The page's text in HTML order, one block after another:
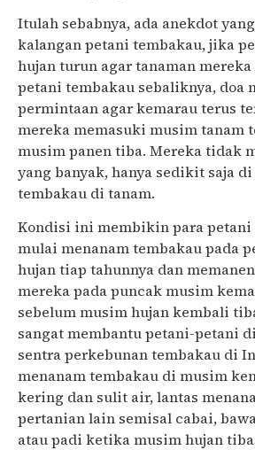
Itulah sebabnya, ada anekdot
kalangan petani tembakau, jika
hujan turun agar tanaman
petani tembakau sebaliknya, doa
permintaan agar kemarau terus
mereka memasuki musim tanam
musim panen tiba. Mereka tidak
yang banyak, hanya sedikit saja
tembakau di tanam.
Kondisi ini membikin para petani
mulai menanam tembakau pada
hujan tiap tahunnya dan
mereka pada puncak musim
sebelum musim hujan kembali
sangat membantu petani-petani
sentra perkebunan tembakau di
menanam tembakau di musim
kering dan sulit air, lantas
pertanian lain semisal cabai,
atau padi ketika musim hujan